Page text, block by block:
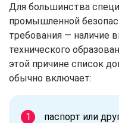
Для большинства
промышленной
требования — наличие
технического
этой причине список
обычно включает:
паспорт или